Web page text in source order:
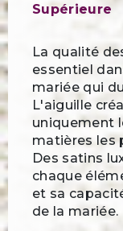
Supérieure
La qualité
essentiel
mariée qui
L'aiguille
uniquement
matières les
Des satins
chaque
et sa
de la mariée.